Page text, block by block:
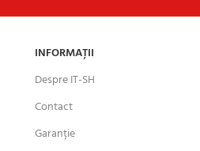
INFORMAȚII
Despre IT-SH
Contact
Garanție